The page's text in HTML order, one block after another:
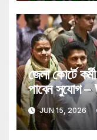
জেলা কোর্টে
পাবেন
Job
JUN 15, 2026